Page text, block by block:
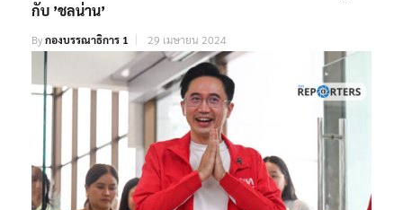
กับ ’ชลน่าน’
Byกองบรรณาธิการ 1 29 เมษายน 2024